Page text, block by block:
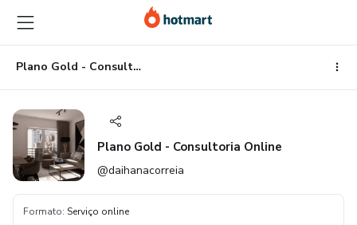
para
o
conteúdo
principal
para
o
pagamento
para
o
rodapé
Plano Gold - Consultoria Online
Plano Gold - Consultoria Online
@daihanacorreia
Formato: Serviço online